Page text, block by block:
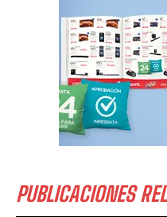
PUBLICACIONES